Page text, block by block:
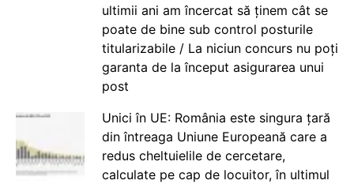
ultimii ani am încercat să ținem cât se
poate de bine sub control posturile
titularizabile / La niciun concurs nu poți
garanta de la început asigurarea unui
post
Unici în UE: România este singura țară
din întreaga Uniune Europeană care a
redus cheltuielile de cercetare,
calculate pe cap de locuitor, în ultimul